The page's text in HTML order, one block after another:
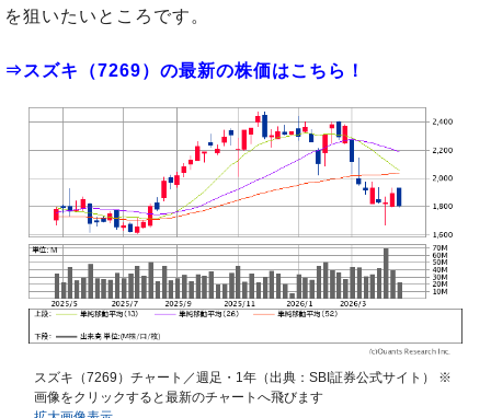
を狙いたいところです。
⇒スズキ（7269）の最新の株価はこちら！
スズキ（7269）チャート／週足・1年（出典：SBI証券公式サイト） ※
画像をクリックすると最新のチャートへ飛びます